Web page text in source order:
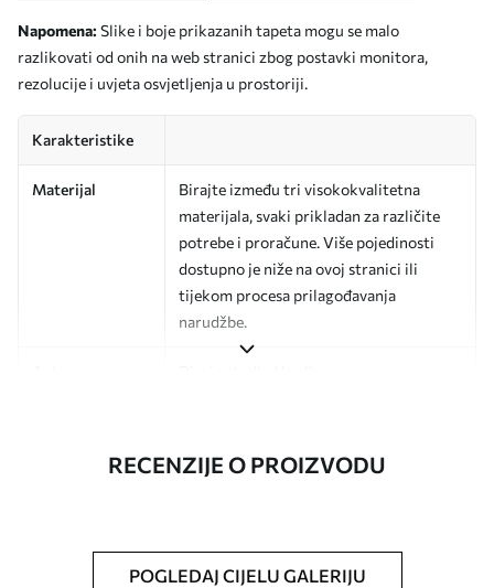
Napomena: Slike i boje prikazanih tapeta mogu se malo
razlikovati od onih na web stranici zbog postavki monitora,
rezolucije i uvjeta osvjetljenja u prostoriji.
Karakteristike
Materijal
Birajte između tri visokokvalitetna
materijala, svaki prikladan za različite
potrebe i proračune. Više pojedinosti
dostupno je niže na ovoj stranici ili
tijekom procesa prilagođavanja
narudžbe.
Završna obrada Polu-mat.
širine do 50 cm.
RECENZIJE O PROIZVODU
POGLEDAJ CIJELU GALERIJU